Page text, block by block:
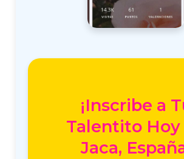
¡Inscribe a
Talentito Hoy
Jaca,